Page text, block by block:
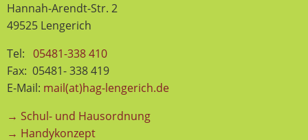
Hannah-Arendt-Str. 2
49525 Lengerich
Tel: 05481-338 410
Fax: 05481- 338 419
E-Mail: mail(at)hag-lengerich.de
→ Schul- und Hausordnung
→ Handykonzept